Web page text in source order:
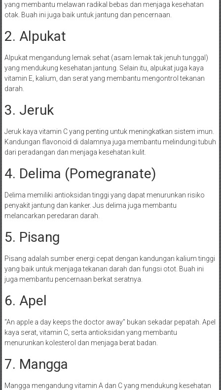
yang membantu melawan radikal bebas dan menjaga kesehatan
otak. Buah ini juga baik untuk jantung dan pencernaan.
2. Alpukat
Alpukat mengandung lemak sehat (asam lemak tak jenuh tunggal)
yang mendukung kesehatan jantung. Selain itu, alpukat juga kaya
vitamin E, kalium, dan serat yang membantu mengontrol tekanan
darah.
3. Jeruk
Jeruk kaya vitamin C yang penting untuk meningkatkan sistem imun.
Kandungan flavonoid di dalamnya juga membantu melindungi tubuh
dari peradangan dan menjaga kesehatan kulit.
4. Delima (Pomegranate)
Delima memiliki antioksidan tinggi yang dapat menurunkan risiko
penyakit jantung dan kanker. Jus delima juga membantu
melancarkan peredaran darah.
5. Pisang
Pisang adalah sumber energi cepat dengan kandungan kalium tinggi
yang baik untuk menjaga tekanan darah dan fungsi otot. Buah ini
juga membantu pencernaan berkat seratnya.
6. Apel
“An apple a day keeps the doctor away” bukan sekadar pepatah. Apel
kaya serat, vitamin C, serta antioksidan yang membantu
menurunkan kolesterol dan menjaga berat badan.
7. Mangga
Mangga mengandung vitamin A dan C yang mendukung kesehatan